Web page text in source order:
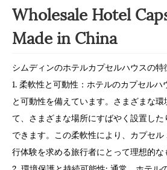
Wholesale Hotel
Made in China
シムディンのホテルカプセルハウスの特
1. 柔軟性と可動性：ホテルのカプセル
と可動性を備えています。さまざまな
て、さまざまな場所にすばやく設置し
できます。この柔軟性により、カプセ
行体験を求める旅行者にとって理想的な